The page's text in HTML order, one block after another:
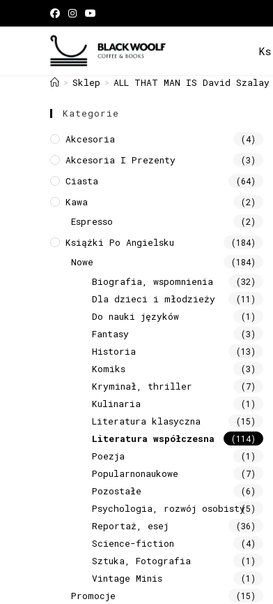
> Sklep > ALL THAT MAN IS David Szalay
Kategorie
Akcesoria (4)
Akcesoria I Prezenty (3)
Ciasta (64)
Kawa (2)
Espresso (2)
Książki Po Angielsku (184)
Nowe (184)
Biografia, wspomnienia (32)
Dla dzieci i młodzieży (11)
Do nauki języków (1)
Fantasy (3)
Historia (13)
Komiks (3)
Kryminał, thriller (7)
Kulinaria (1)
Literatura klasyczna (15)
Literatura współczesna (114)
Poezja (1)
Popularnonaukowe (7)
Pozostałe (6)
Psychologia, rozwój osobisty(5)
Reportaż, esej (36)
Science-fiction (4)
Sztuka, Fotografia (1)
Vintage Minis (1)
Promocje (15)